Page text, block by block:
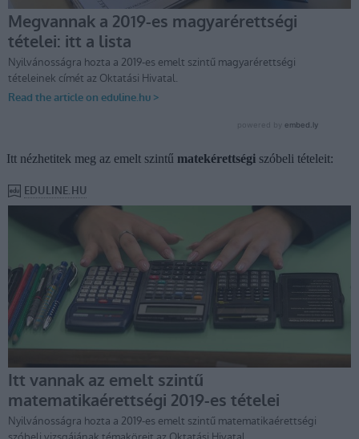
Itt nézhetitek meg az emelt szintű matekérettségi szóbeli tételeit: